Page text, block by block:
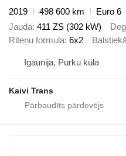
2019
498 600 km
Euro 6
Jauda 411 ZS (302 kW)
Riteņu formula 6x2
Igaunija, Purku küla
Kaivi Trans